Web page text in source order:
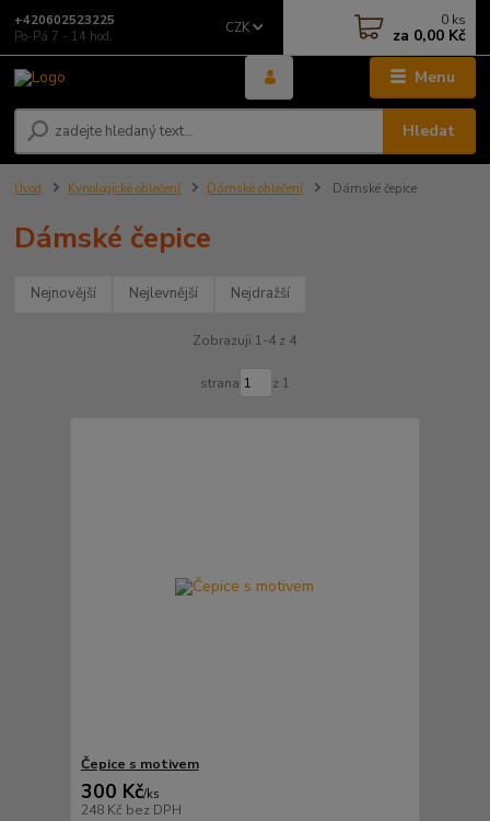
Menu
CZK
Hledat
+420602523225
Po-Pá 7 - 14 hod.
0 ks
za 0,00 Kč
Úvod Kynologické oblečení Dámské oblečení Dámské čepice
Dámské čepice
Nejnovější Nejlevnější Nejdražší
Zobrazuji 1-4 z 4
strana z 1
Čepice s motivem
300 Kč/ks
248 Kč bez DPH